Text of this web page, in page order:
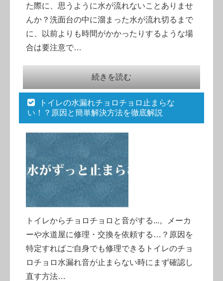
た際に、思うように水が流れないことありませ
んか？洗面台の中に溜まった水が流れ切るまで
に、以前よりも時間がかかったりするような場
合は要注意で…
続きを読む
トイレの水漏れチョロチョロ止まらな
い！？原因と簡単解決方法を徹底解説
トイレからチョロチョロと音がする...。メーカ
ーや水道屋に修理・交換を依頼する…？原因を
特定すればご自身でも修理できるトイレのチョ
ロチョロ水漏れ音が止まらない時にまず確認し
直す方法…